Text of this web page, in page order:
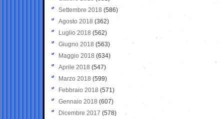
Settembre 2018 (586)
Agosto 2018 (362)
Luglio 2018 (562)
Giugno 2018 (563)
Maggio 2018 (634)
Aprile 2018 (547)
Marzo 2018 (599)
Febbraio 2018 (571)
Gennaio 2018 (607)
Dicembre 2017 (578)